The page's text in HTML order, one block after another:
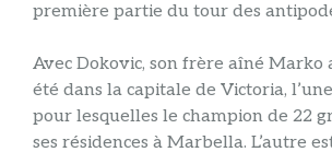
première partie du tour des
Avec Dokovic, son frère aîné Marko
été dans la capitale de Victoria,
pour lesquelles le champion de 22
ses résidences à Marbella. L’autre